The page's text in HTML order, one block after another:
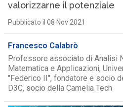
valorizzarne il potenziale
Pubblicato il 08 Nov 2021
Francesco Calabrò
Professore associato di Analisi
Matematica e Applicazioni,
"Federico II", fondatore e socio
D3C, socio della Camelia Tech